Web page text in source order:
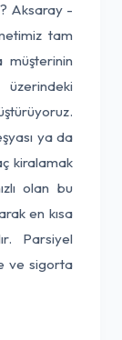
Aksaray -
tam
ya da
kiralamak
olan bu
en kısa
Parsiyel
ve sigorta